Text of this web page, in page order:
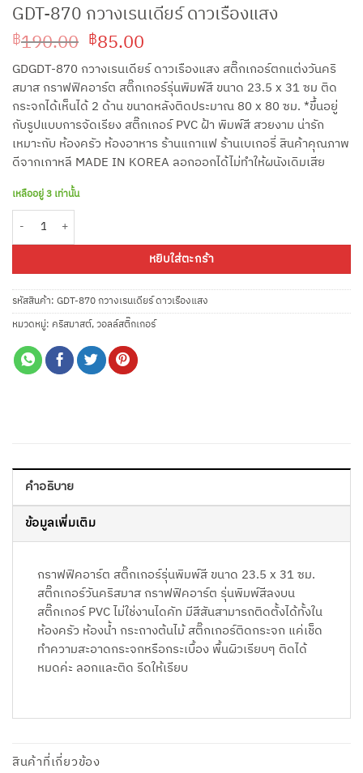
GDT-870 กวางเรนเดียร์ ดาวเรืองแสง
฿190.00 Original
price
was:
฿190.00.
฿85.00Current
price
is:
฿85.00.
GDGDT-870 กวางเรนเดียร์ ดาวเรืองแสง สติ๊กเกอร์ตกแต่งวันคริ
สมาส กราฟฟิคอาร์ต สติ๊กเกอร์รุ่นพิมพ์สี ขนาด 23.5 x 31 ซม ติด
กระจกได้เห็นได้ 2 ด้าน ขนาดหลังติดประมาณ 80 x 80 ซม. *ขึ้นอยู่
กับรูปแบบการจัดเรียง สติ๊กเกอร์ PVC ฝ้า พิมพ์สี สวยงาม น่ารัก
เหมาะกับ ห้องครัว ห้องอาหาร ร้านแกาแฟ ร้านเบเกอรี่ สินค้าคุณภาพ
ดีจากเกาหลี MADE IN KOREA ลอกออกได้ไม่ทำให้ผนังเดิมเสีย
เหลืออยู่ 3 เท่านั้น
หยิบใส่ตะกร้า
รหัสสินค้า: GDT-870 กวางเรนเดียร์ ดาวเรืองแสง
หมวดหมู่: คริสมาสต์,วอลล์สติ๊กเกอร์
คำอธิบาย
ข้อมูลเพิ่มเติม
กราฟฟิคอาร์ต สติ๊กเกอร์รุ่นพิมพ์สี ขนาด 23.5 x 31 ซม.
สติ๊กเกอร์วันคริสมาส กราฟฟิคอาร์ต รุ่นพิมพ์สีลงบน
สติ๊กเกอร์ PVC ไม่ใช่งานไดคัท มีสีสันสามารถติดตั้งได้ทั้งใน
ห้องครัว ห้องน้ำ กระถางต้นไม้ สติ๊กเกอร์ติดกระจก แค่เช็ด
ทำความสะอาดกระจกหรือกระเบื้อง พื้นผิวเรียบๆ ติดได้
หมดค่ะ ลอกและติด รีดให้เรียบ
สินค้าที่เกี่ยวข้อง